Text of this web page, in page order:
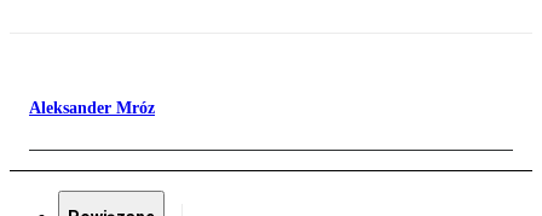
Aleksander Mróz